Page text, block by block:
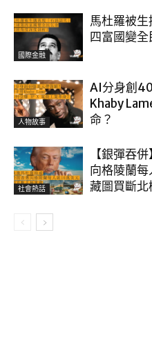
國際金融
馬杜羅被
四富國變
人物故事
AI分身創
Khaby
命？
社會熱話
【銀彈吞
向格陵蘭
藏圖買斷北